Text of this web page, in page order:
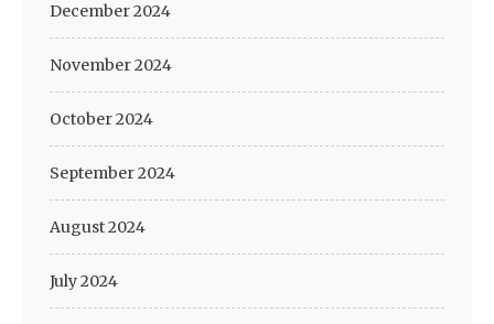
December 2024
November 2024
October 2024
September 2024
August 2024
July 2024